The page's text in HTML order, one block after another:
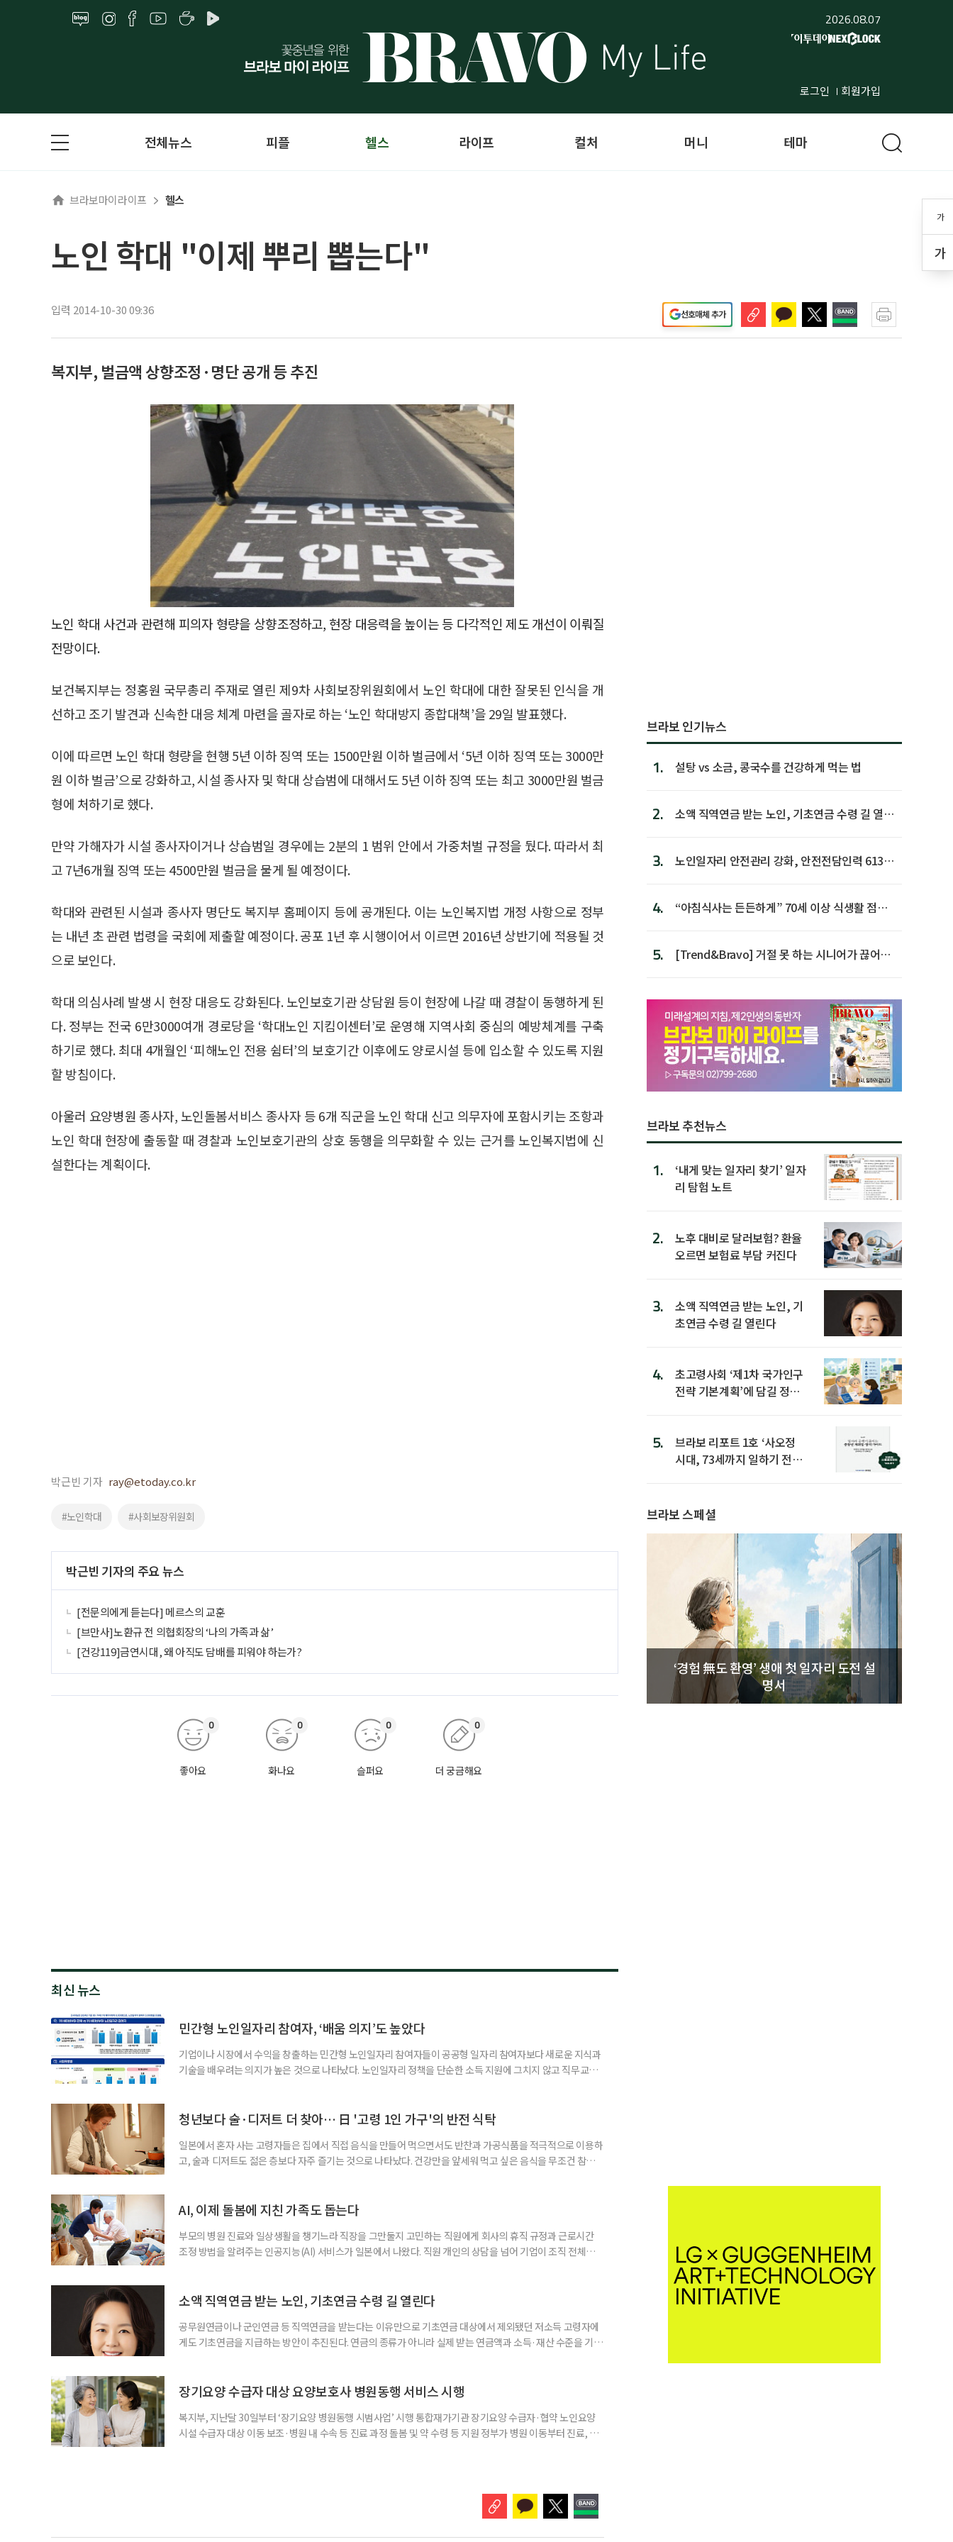
2026.08.07
로그인 회원가입
가
가
전체뉴스 피플 헬스 라이프 컬처 머니 테마
브라보마이라이프 헬스
노인 학대 "이제 뿌리 뽑는다"
입력 2014-10-30 09:36 선호매체 추가
복지부, 벌금액 상향조정·명단 공개 등 추진
노인 학대 사건과 관련해 피의자 형량을 상향조정하고, 현장 대응력을 높이는 등 다각적인 제도 개선이 이뤄질
전망이다.
보건복지부는 정홍원 국무총리 주재로 열린 제9차 사회보장위원회에서 노인 학대에 대한 잘못된 인식을 개
선하고 조기 발견과 신속한 대응 체계 마련을 골자로 하는 ‘노인 학대방지 종합대책’을 29일 발표했다.
이에 따르면 노인 학대 형량을 현행 5년 이하 징역 또는 1500만원 이하 벌금에서 ‘5년 이하 징역 또는 3000만
원 이하 벌금’으로 강화하고, 시설 종사자 및 학대 상습범에 대해서도 5년 이하 징역 또는 최고 3000만원 벌금
형에 처하기로 했다.
만약 가해자가 시설 종사자이거나 상습범일 경우에는 2분의 1 범위 안에서 가중처벌 규정을 뒀다. 따라서 최
고 7년6개월 징역 또는 4500만원 벌금을 물게 될 예정이다.
학대와 관련된 시설과 종사자 명단도 복지부 홈페이지 등에 공개된다. 이는 노인복지법 개정 사항으로 정부
는 내년 초 관련 법령을 국회에 제출할 예정이다. 공포 1년 후 시행이어서 이르면 2016년 상반기에 적용될 것
으로 보인다.
학대 의심사례 발생 시 현장 대응도 강화된다. 노인보호기관 상담원 등이 현장에 나갈 때 경찰이 동행하게 된
다. 정부는 전국 6만3000여개 경로당을 ‘학대노인 지킴이센터’로 운영해 지역사회 중심의 예방체계를 구축
하기로 했다. 최대 4개월인 ‘피해노인 전용 쉼터’의 보호기간 이후에도 양로시설 등에 입소할 수 있도록 지원
할 방침이다.
아울러 요양병원 종사자, 노인돌봄서비스 종사자 등 6개 직군을 노인 학대 신고 의무자에 포함시키는 조항과
노인 학대 현장에 출동할 때 경찰과 노인보호기관의 상호 동행을 의무화할 수 있는 근거를 노인복지법에 신
설한다는 계획이다.
박근빈 기자 ray@etoday.co.kr
#노인학대 #사회보장위원회
박근빈 기자의 주요 뉴스
[전문의에게 듣는다] 메르스의 교훈
[브만사]노환규 전 의협회장의 ‘나의 가족과 삶’
[건강119]금연시대, 왜 아직도 담배를 피워야 하는가?
좋아요
0
화나요
0
슬퍼요
0
더 궁금해요
0
최신 뉴스
민간형 노인일자리 참여자, ‘배움 의지’도 높았다
기업이나 시장에서 수익을 창출하는 민간형 노인일자리 참여자들이 공공형 일자리 참여자보다 새로운 지식과
기술을 배우려는 의지가 높은 것으로 나타났다. 노인일자리 정책을 단순한 소득 지원에 그치지 않고 직무교육
비부머 세대 가운데 노인일자리 참여자들의 교육학습동기를 성별과 연령, 거주지역, 소득, 가구형태, 일자리 유
청년보다 술·디저트 더 찾아… 日 '고령 1인 가구'의 반전 식탁
일본에서 혼자 사는 고령자들은 집에서 직접 음식을 만들어 먹으면서도 반찬과 가공식품을 적극적으로 이용하
고, 술과 디저트도 젊은 층보다 자주 즐기는 것으로 나타났다. 건강만을 앞세워 먹고 싶은 음식을 무조건 참기보
접 만든 음식이나 남은 음식이 차지하는 비중은 51%였다. 반찬과 냉동·즉석식품, 통조림 등 외부에서 조
AI, 이제 돌봄에 지친 가족도 돕는다
부모의 병원 진료와 일상생활을 챙기느라 직장을 그만둘지 고민하는 직원에게 회사의 휴직 규정과 근로시간
조정 방법을 알려주는 인공지능(AI) 서비스가 일본에서 나왔다. 직원 개인의 상담을 넘어 기업이 조직 전체의
다. 이 서비스를 사용하면 직원은 이름을 밝히지 않고 하루 24시간 AI와 상담할 수 있으며, 인
소액 직역연금 받는 노인, 기초연금 수령 길 열린다
공무원연금이나 군인연금 등 직역연금을 받는다는 이유만으로 기초연금 대상에서 제외됐던 저소득 고령자에
게도 기초연금을 지급하는 방안이 추진된다. 연금의 종류가 아니라 실제 받는 연금액과 소득·재산 수준을 기준
다. 최근 기초연금 구조 개편 논의가 이어지는 가운데, 정부도 그동안 소득·재산이 적어도 직역연금을 받는다
장기요양 수급자 대상 요양보호사 병원동행 서비스 시행
복지부, 지난달 30일부터 ‘장기요양 병원동행 시범사업’ 시행 통합재가기관 장기요양 수급자·협약 노인요양
시설 수급자 대상 이동 보조·병원 내 수속 등 진료 과정 돌봄 및 약 수령 등 지원 정부가 병원 이동부터 진료, 약
브라보 인기뉴스
1. 설탕 vs 소금, 콩국수를 건강하게 먹는 법
2.
소액 직역연금 받는 노인, 기초연금 수령 길 열린
3.
노인일자리 안전관리 강화, 안전전담인력 613명
4.
“아침식사는 든든하게” 70세 이상 식생활 점수
5.
[Trend&Bravo] 거절 못 하는 시니어가 끊어야
브라보 추천뉴스
1.
‘내게 맞는 일자리 찾기’ 일자
리 탐험 노트
2.
노후 대비로 달러보험? 환율
오르면 보험료 부담 커진다
3.
소액 직역연금 받는 노인, 기
초연금 수령 길 열린다
4.
초고령사회 ‘제1차 국가인구
전략 기본계획’에 담길 정책
5.
브라보 리포트 1호 ‘사오정
시대, 73세까지 일하기 전략’
브라보 스페셜
‘경험 無도 환영’ 생애 첫 일자리 도전 설
명서